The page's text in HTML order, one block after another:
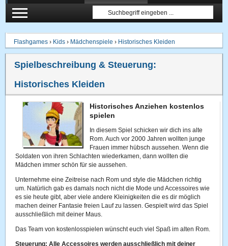
Flashgames › Kids › Mädchenspiele › Historisches Kleiden
Spielbeschreibung & Steuerung:
Historisches Kleiden
Historisches Anziehen kostenlos
spielen
In diesem Spiel schicken wir dich ins alte
Rom. Auch vor 2000 Jahren wollten junge
Frauen immer hübsch aussehen. Wenn die
Soldaten von ihren Schlachten wiederkamen, dann wollten die
Mädchen immer schön für sie aussehen.
Unternehme eine Zeitreise nach Rom und style die Mädchen richtig
um. Natürlich gab es damals noch nicht die Mode und Accessoires wie
es sie heute gibt, aber viele andere Kleinigkeiten die es dir möglich
machen deiner Fantasie freien Lauf zu lassen. Gespielt wird das Spiel
ausschließlich mit deiner Maus.
Das Team von kostenlosspielen wünscht euch viel Spaß im alten Rom.
Steuerung: Alle Accessoires werden ausschließlich mit deiner